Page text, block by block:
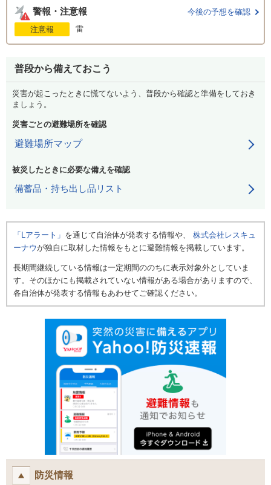
警報・注意報
今後の予想を確認
注意報
雷
普段から備えておこう
災害が起こったときに慌てないよう、普段から確認と準備をしておき
ましょう。
災害ごとの避難場所を確認
避難場所マップ
被災したときに必要な備えを確認
備蓄品・持ち出し品リスト
「Lアラート」 を通じて自治体が発表する情報や、 株式会社レスキュ
ーナウが独自に取材した情報をもとに避難情報を掲載しています。
長期間継続している情報は一定期間ののちに表示対象外としていま
す。そのほかにも掲載されていない情報がある場合がありますので、
各自治体が発表する情報もあわせてご確認ください。
防災情報